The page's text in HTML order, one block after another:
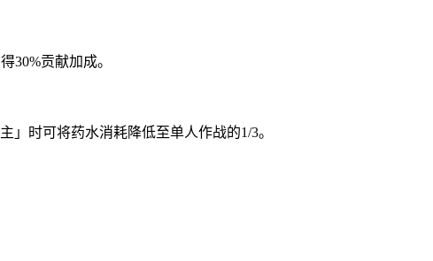
30%贡献加成。
时可将药水消耗降低至单人作战的1/3。